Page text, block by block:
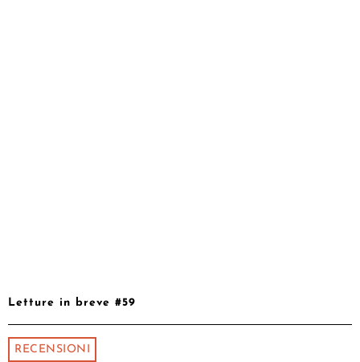
Letture in breve #59
RECENSIONI